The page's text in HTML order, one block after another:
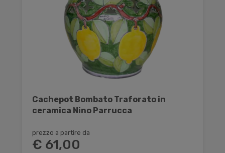
Cachepot Bombato Traforato in
ceramica Nino Parrucca
prezzo a partire da
€ 61,00